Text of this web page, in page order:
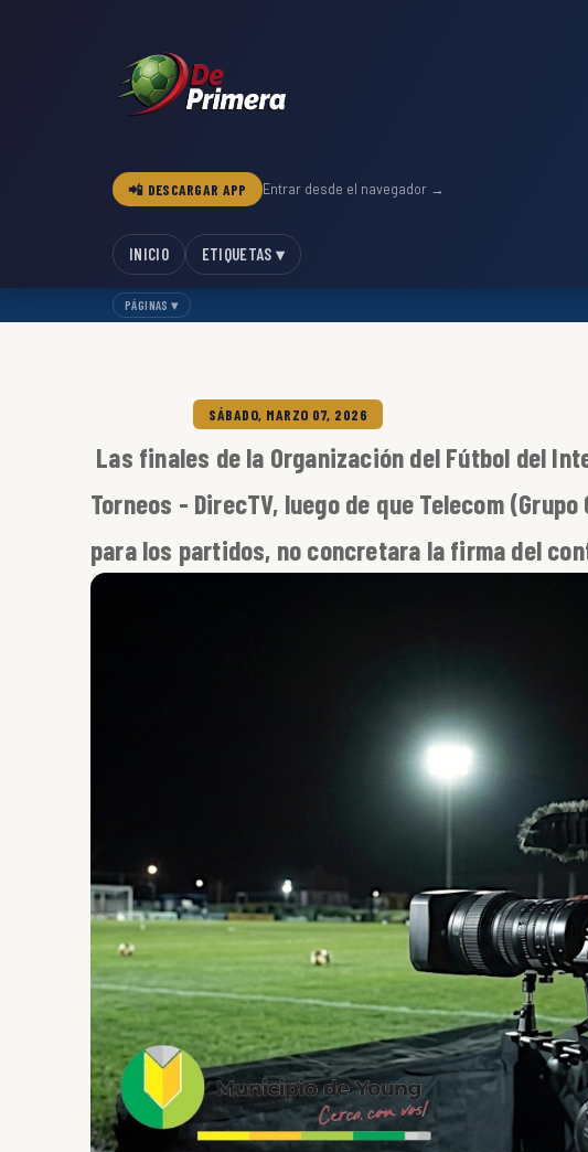
📲 DESCARGAR APP Entrar desde el navegador →
INICIO ETIQUETAS ▾
PÁGINAS ▾
SÁBADO, MARZO 07, 2026
Las finales de la Organización del Fútbol del
Torneos - DirecTV, luego de que Telecom
para los partidos, no concretara la firma del